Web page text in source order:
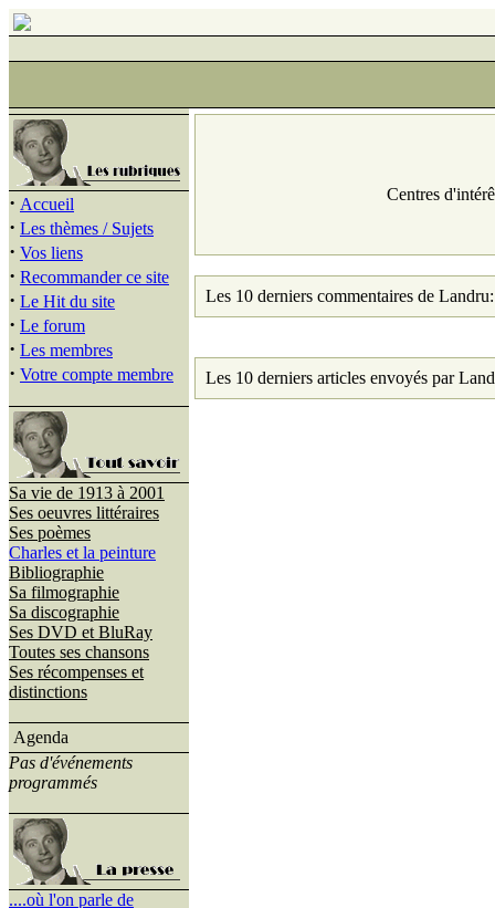
· Accueil
· Les thèmes / Sujets
· Vos liens
· Recommander ce site
· Le Hit du site
· Le forum
· Les membres
· Votre compte membre
Sa vie de 1913 à 2001
Ses oeuvres littéraires
Ses poèmes
Charles et la peinture
Bibliographie
Sa filmographie
Sa discographie
Ses DVD et BluRay
Toutes ses chansons
Ses récompenses et
distinctions
Agenda
Pas d'événements
programmés
....où l'on parle de
Centres
Les 10 derniers commentaires de Landru:
Les 10 derniers articles envoyés par